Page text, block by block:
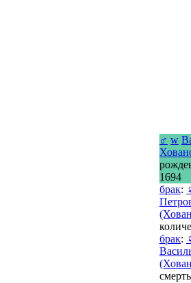
♂ w
1694
брак:
брак: